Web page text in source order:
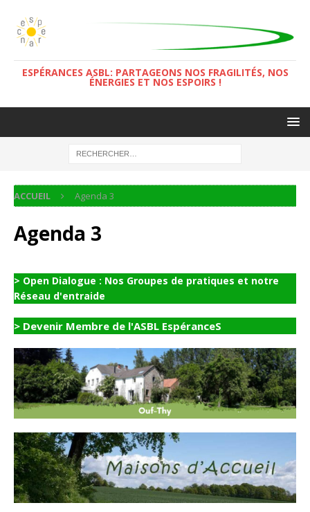
ESPÉRANCES ASBL: PARTAGEONS NOS FRAGILITÉS, NOS
ÉNERGIES ET NOS ESPOIRS !
ACCUEIL Agenda 3
Agenda 3
> Open Dialogue : Nos Groupes de pratiques et notre
Réseau d'entraide
> Devenir Membre de l'ASBL EspéranceS